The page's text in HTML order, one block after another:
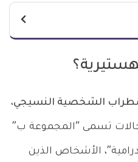
الشخصية النسيجي،
تسمى “المجموعة ب”
الأشخاص الذين